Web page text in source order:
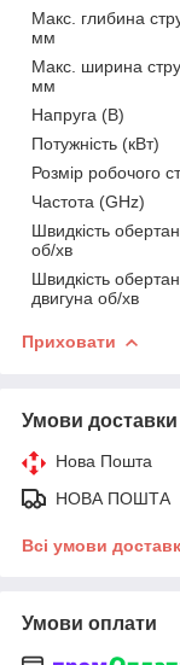
Макс. глибина
мм
Макс. ширина
мм
Напруга (В)
Потужність (кВт)
Розмір робочого
Частота (GHz)
Швидкість
об/хв
Швидкість
двигуна об/хв
Приховати
Умови доставки
Нова Пошта
НОВА ПОШТА
Всі умови
Умови оплати